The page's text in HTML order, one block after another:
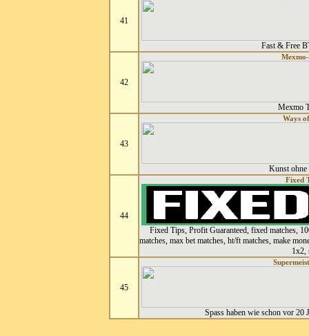
41
Fast & Free
42
Mexmo
43
Ways
Kunst ohne
44
Fixed
Fixed Tips, Profit Guaranteed, fixed matches,
matches, max bet matches, ht/ft matches, make
1x2,
45
Spass haben wie schon vor 20